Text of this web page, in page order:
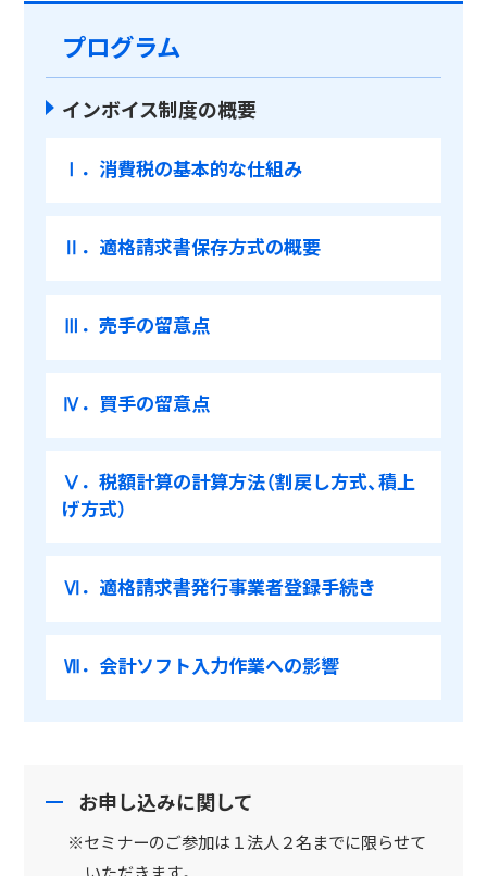
プログラム
インボイス制度の概要
Ⅰ．消費税の基本的な仕組み
Ⅱ．適格請求書保存方式の概要
Ⅲ．売手の留意点
Ⅳ．買手の留意点
Ⅴ．税額計算の計算方法（割戻し方式、積上
げ方式）
Ⅵ．適格請求書発行事業者登録手続き
Ⅶ．会計ソフト入力作業への影響
お申し込みに関して
※セミナーのご参加は１法人２名までに限らせて